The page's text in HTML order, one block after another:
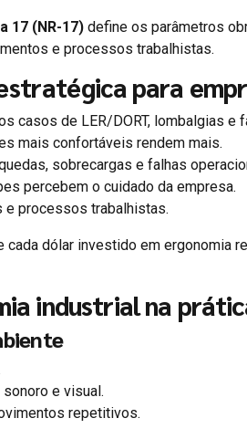
17 (NR-17) define os parâmetros
e processos trabalhistas.
para
casos de LER/DORT, lombalgias e
mais confortáveis rendem mais.
sobrecargas e falhas
percebem o cuidado da empresa.
e processos trabalhistas.
cada dólar investido em ergonomia
industrial na
e visual.
repetitivos.